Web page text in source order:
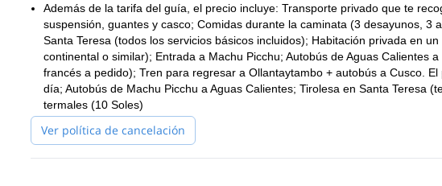
Además de la tarifa del guía, el precio incluye: Transporte privado que te
suspensión, guantes y casco; Comidas durante la caminata (3 desayunos,
Santa Teresa (todos los servicios básicos incluidos); Habitación privada en
continental o similar); Entrada a Machu Picchu; Autobús de Aguas Calientes
francés a pedido); Tren para regresar a Ollantaytambo + autobús a Cusco.
día; Autobús de Machu Picchu a Aguas Calientes; Tirolesa en Santa Teresa
termales (10 Soles)
Ver política de cancelación